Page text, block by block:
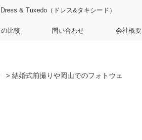
Dress & Tuxedo（ドレス&タキシード）
比較 問い合わせ 会社概要
> 結婚式前撮りや岡山でのフォトウェ